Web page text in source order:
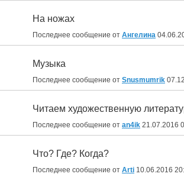
На ножах
Последнее сообщение от Ангелина
Музыка
Последнее сообщение от Snusmumrik
Читаем художественную
Последнее сообщение от an4ik 21.07.2016
Что? Где? Когда?
Последнее сообщение от Arti 10.06.2016